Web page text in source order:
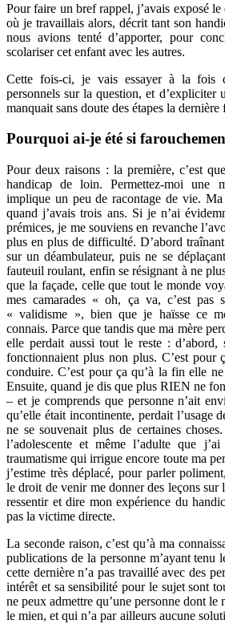
Pour faire un bref rappel, j’avais exposé le
où je travaillais alors, décrit tant son
nous avions tenté d’apporter, pour
scolariser cet enfant avec les autres.
Cette fois-ci, je vais essayer à la fois
personnels sur la question, et d’expliciter
manquait sans doute des étapes la dernière
Pourquoi ai-je été si
Pour deux raisons : la première, c’est
handicap de loin. Permettez-moi une
implique un peu de racontage de vie. Ma
quand j’avais trois ans. Si je n’ai
prémices, je me souviens en revanche
plus en plus de difficulté. D’abord
sur un déambulateur, puis ne se
fauteuil roulant, enfin se résignant à ne
que la façade, celle que tout le monde
mes camarades « oh, ça va, c’est
« validisme », bien que je haïsse ce
connais. Parce que tandis que ma mère
elle perdait aussi tout le reste : d’abord,
fonctionnaient plus non plus. C’est pour
conduire. C’est pour ça qu’à la fin elle
Ensuite, quand je dis que plus RIEN ne
– et je comprends que personne n’ait
qu’elle était incontinente, perdait l’usage
ne se souvenait plus de certaines
l’adolescente et même l’adulte que
traumatisme qui irrigue encore toute ma
j’estime très déplacé, pour parler
le droit de venir me donner des leçons sur
ressentir et dire mon expérience du
pas la victime directe.
La seconde raison, c’est qu’à ma
publications de la personne m’ayant tenu
cette dernière n’a pas travaillé avec des
intérêt et sa sensibilité pour le sujet sont
ne peux admettre qu’une personne dont le
le mien, et qui n’a par ailleurs aucune